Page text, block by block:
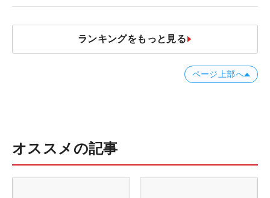
ランキングをもっと見る
ページ上部へ
オススメの記事